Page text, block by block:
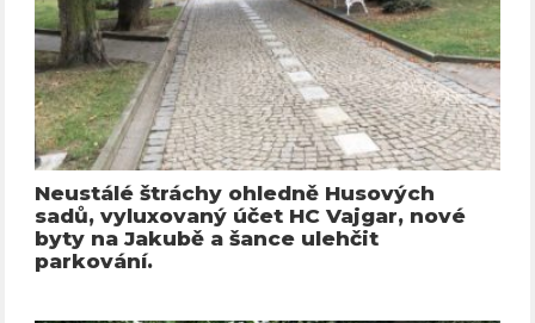
Neustálé štráchy ohledně Husových
sadů, vyluxovaný účet HC Vajgar, nové
byty na Jakubě a šance ulehčit
parkování.